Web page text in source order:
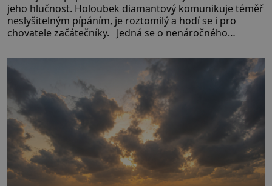
jeho hlučnost. Holoubek diamantový komunikuje téměř
neslyšitelným pípáním, je roztomilý a hodí se i pro
chovatele začátečníky. Jedná se o nenáročného
času tráví na zemi, kde sbírá zbytky semínek Jeho
domovinou je prakticky celá Austrálie s výjimkou
pobřežní oblasti.